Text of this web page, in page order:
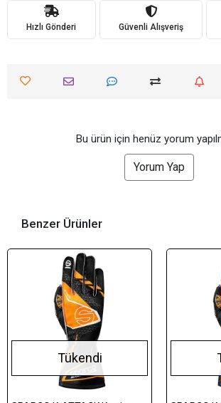
Hızlı Gönderi Güvenli Alışveriş
Bu ürün için henüz yorum
Yorum Yap
Benzer Ürünler
Tükendi